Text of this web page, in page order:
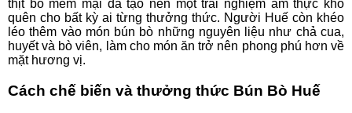
thịt bò mềm mại đã tạo nên một trải nghiệm ẩm thực khó
quên cho bất kỳ ai từng thưởng thức. Người Huế còn khéo
léo thêm vào món bún bò những nguyên liệu như chả cua,
huyết và bò viên, làm cho món ăn trở nên phong phú hơn về
mặt hương vị.
Cách chế biến và thưởng thức Bún Bò Huế